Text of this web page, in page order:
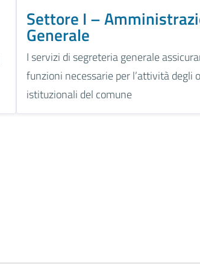
Settore I –
Generale
I servizi di segreteria generale
funzioni necessarie per l’attività degli
istituzionali del comune